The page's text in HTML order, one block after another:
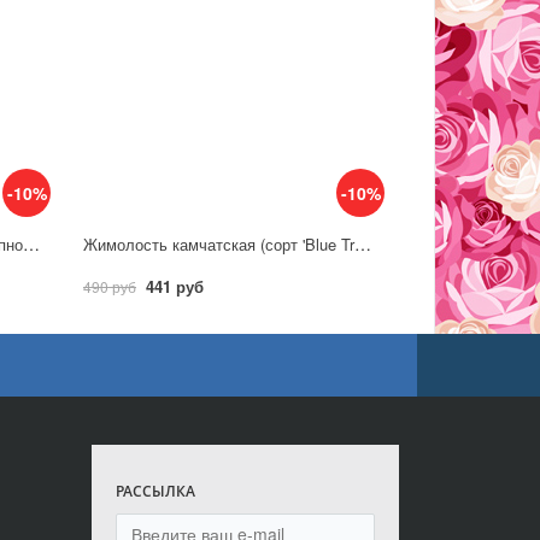
-10%
Жимолость камчатская (сорт 'Крупноплодная')
-10%
Жимолость камчатская (сорт 'Blue Treasure/Голубое сокровище')
490 руб 441 руб
РАССЫЛКА